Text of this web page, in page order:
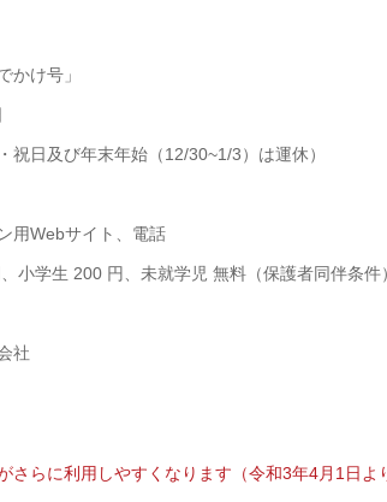
かけ号」
祝日及び年末年始（12/30~1/3）は運休）
用Webサイト、電話
小学生 200 円、未就学児 無料（保護者同伴条件
社
さらに利用しやすくなります（令和3年4月1日よ